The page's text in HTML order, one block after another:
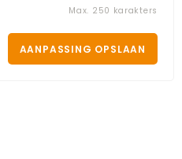
Max. 250 karakters
AANPASSING OPSLAAN